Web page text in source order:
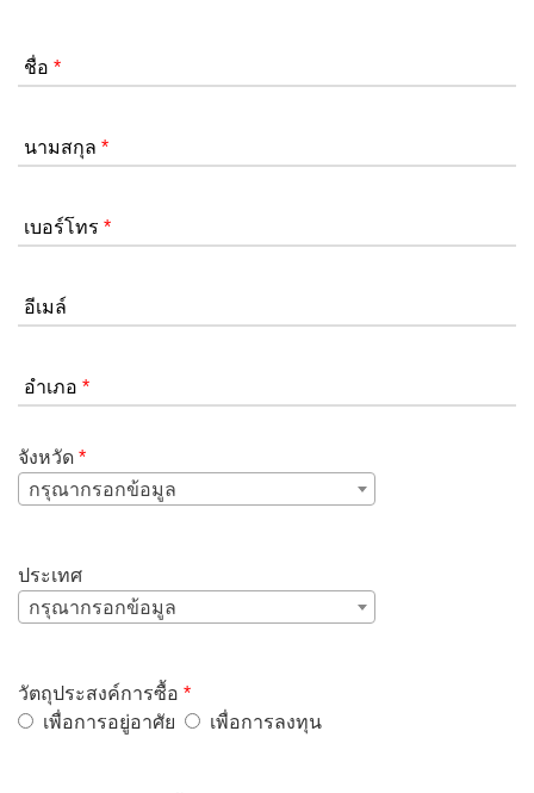
ชื่อ *
นามสกุล *
เบอร์โทร *
อีเมล์
อำเภอ *
จังหวัด *
กรุณากรอกข้อมูล
ประเทศ
กรุณากรอกข้อมูล
วัตถุประสงค์การซื้อ *
เพื่อการอยู่อาศัย
เพื่อการลงทุน